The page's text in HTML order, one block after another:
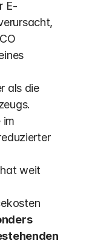
E-
als die
im
weit